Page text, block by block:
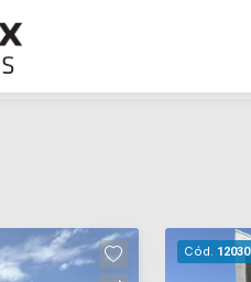
Cód. 12030